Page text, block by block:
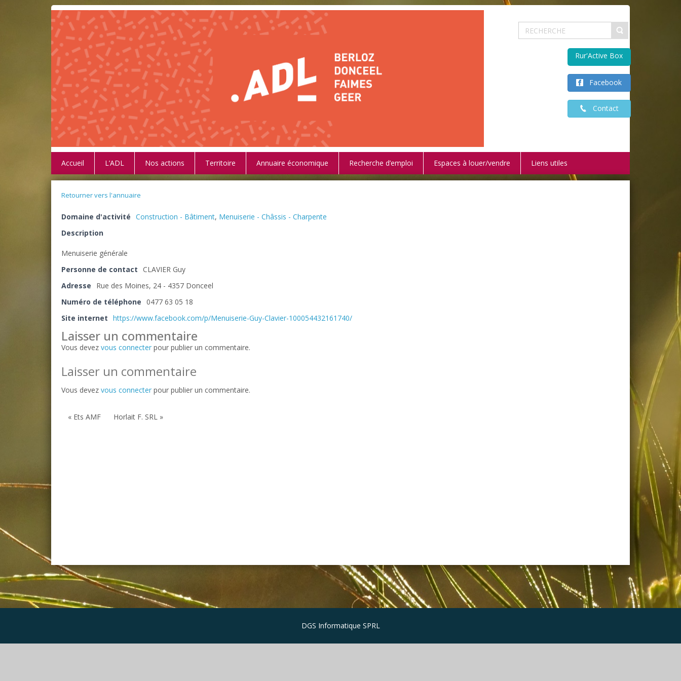
Facebook
Contact
Rur'Active Box
Accueil L’ADL Nos actions Territoire Annuaire économique Recherche d’emploi Espaces à louer/vendre Liens utiles
Retourner vers l'annuaire
Domaine d'activité Construction - Bâtiment, Menuiserie - Châssis - Charpente
Description
Menuiserie générale
Personne de contact CLAVIER Guy
Adresse
Rue des Moines, 24 - 4357 Donceel
Numéro de téléphone 0477 63 05 18
Site internet https://www.facebook.com/p/Menuiserie-Guy-Clavier-100054432161740/
Laisser un commentaire
Vous devez vous connecter pour publier un commentaire.
Laisser un commentaire
Vous devez vous connecter pour publier un commentaire.
« Ets AMF Horlait F. SRL »
DGS Informatique SPRL